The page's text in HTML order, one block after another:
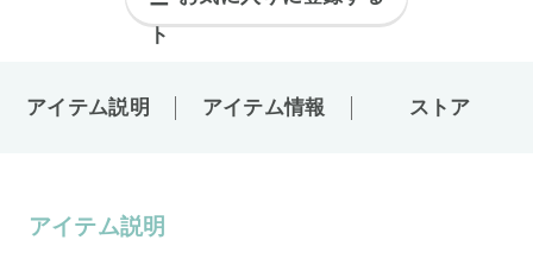
アイテム説明 アイテム情報 ストア
アイテム説明